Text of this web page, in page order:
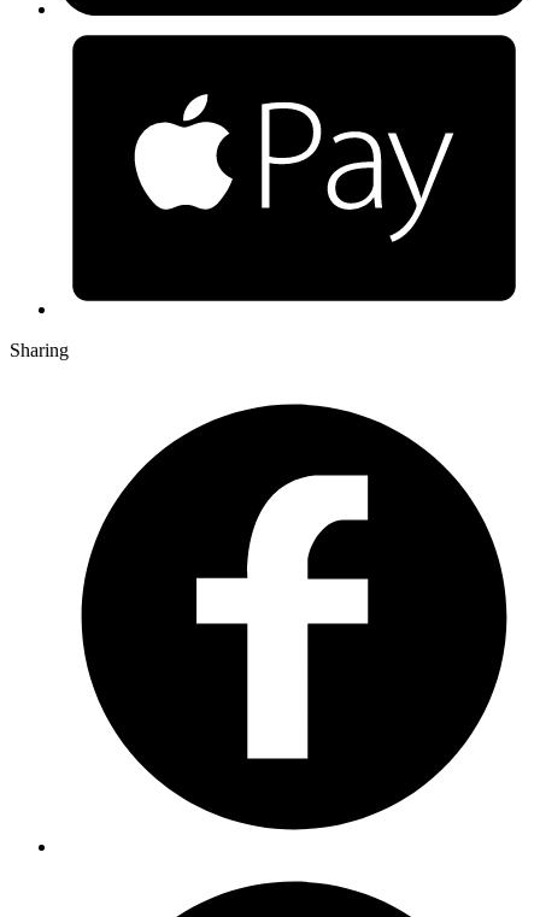
Sharing